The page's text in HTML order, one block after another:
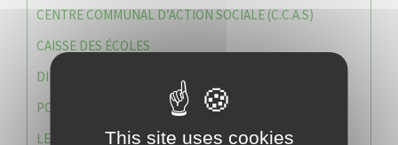
CENTRE COMMUNAL D’ACTION SOCIALE (C.C.A.S)
CAISSE DES ÉCOLES
DIRECTION DES SERVICES TECHNIQUES
POLICE MUNICIPALE
LE CABINET DU MAIREThis site uses cookies